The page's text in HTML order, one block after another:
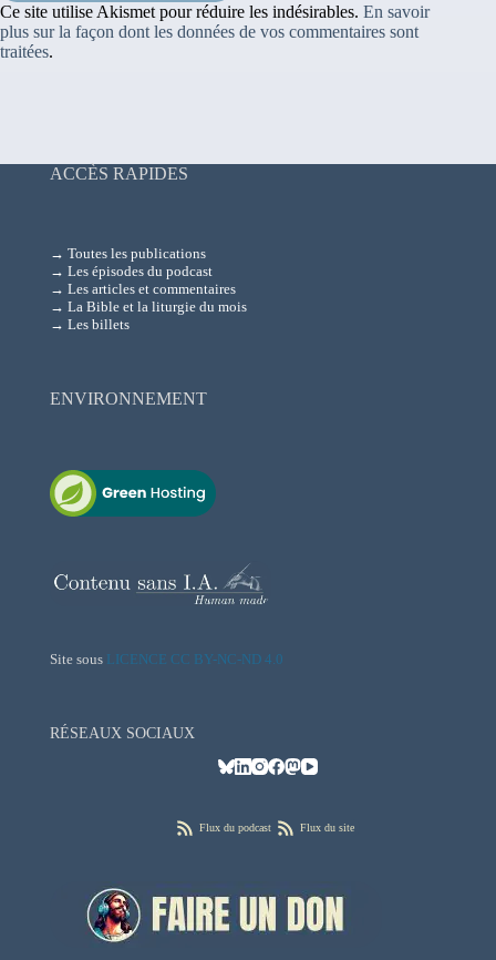
Ce site utilise Akismet pour réduire les indésirables. En savoir
plus sur la façon dont les données de vos commentaires sont
traitées.
ACCÈS RAPIDES
→ Toutes les publications
→ Les épisodes du podcast
→ Les articles et commentaires
→ La Bible et la liturgie du mois
→ Les billets
ENVIRONNEMENT
Site sous LICENCE CC BY-NC-ND 4.0
RÉSEAUX SOCIAUX
Flux du podcast Flux du site